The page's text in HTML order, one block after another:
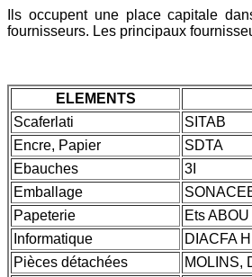
Ils occupent une place capitale
fournisseurs. Les principaux
ELEMENTS
Scaferlati
SITAB
Encre, Papier
SDTA
Ebauches
3I
Emballage
Papeterie
Ets
Informatique
DIACFA
Pièces détachées
MOLINS,